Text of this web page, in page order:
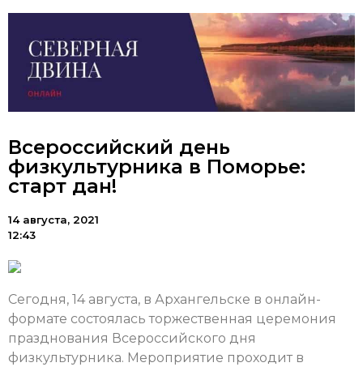
Всероссийский день
физкультурника в Поморье:
старт дан!
14 августа, 2021
12:43
Сегодня, 14 августа, в Архангельске в онлайн-
формате состоялась торжественная церемония
празднования Всероссийского дня
физкультурника. Мероприятие проходит в